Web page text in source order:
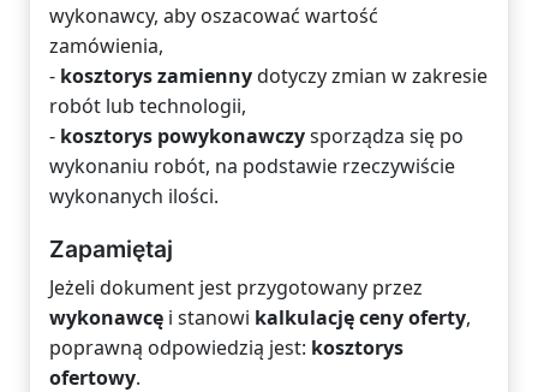
wykonawcy, aby oszacować wartość
zamówienia,
- kosztorys zamiennydotyczy zmian w zakresie
robót lub technologii,
- kosztorys powykonawczysporządza się po
wykonaniu robót, na podstawie rzeczywiście
wykonanych ilości.
Zapamiętaj
Jeżeli dokument jest przygotowany przez
wykonawcę i stanowi kalkulację ceny oferty,
poprawną odpowiedzią jest: kosztorys
ofertowy.